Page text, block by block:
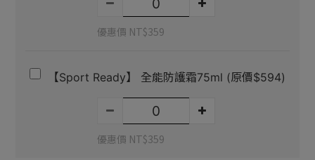
優惠價 NT$359
【Sport Ready】 全能防護霜75ml (原價$594)
優惠價 NT$359